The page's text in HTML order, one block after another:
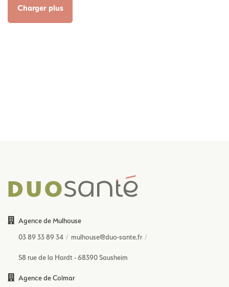
Charger plus
Agence de Mulhouse
03 89 33 89 34
mulhouse@duo-sante.fr
58 rue de la Hardt - 68390 Sausheim
Agence de Colmar